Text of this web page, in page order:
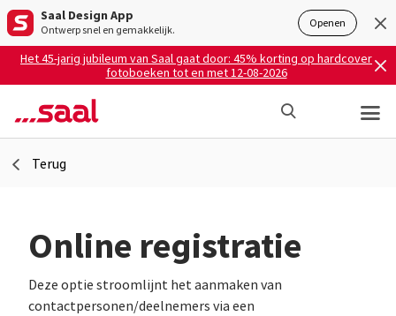
Saal Design App
Ontwerp snel en gemakkelijk. Openen
Het 45-jarig jubileum van Saal gaat door: 45% korting op hardcover
fotoboeken tot en met 12-08-2026
Terug
Online registratie
Deze optie stroomlijnt het aanmaken van
contactpersonen/deelnemers via een